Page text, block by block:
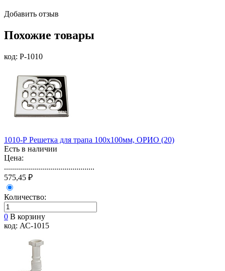
Добавить отзыв
Похожие товары
код: Р-1010
1010-Р Решетка для трапа 100х100мм, ОРИО (20)
Есть в наличии
Цена:
.............................................
575,45 ₽
Количество:
0 В корзину
код: АС-1015